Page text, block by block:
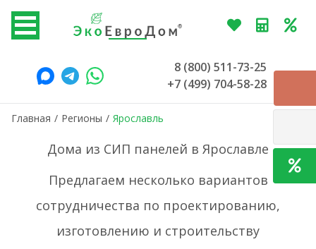
8 (800) 511-73-25
+7 (499) 704-58-28
Главная / Регионы / Ярославль
Дома из СИП панелей в Ярославле
Предлагаем несколько вариантов
сотрудничества по проектированию,
изготовлению и строительству